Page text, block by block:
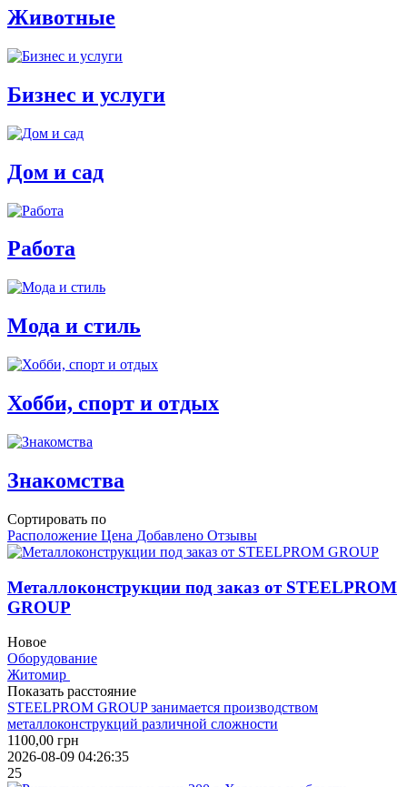
Животные
Бизнес и услуги
Дом и сад
Работа
Мода и стиль
Хобби, спорт и отдых
Знакомства
Сортировать по
Расположение Цена Добавлено Отзывы
Металлоконструкции под заказ от STEELPROM
GROUP
Новое
Оборудование
Житомир
Показать расстояние
STEELPROM GROUP занимается производством
металлоконструкций различной сложности
1100,00 грн
2026-08-09 04:26:35
25